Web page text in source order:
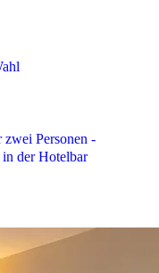
Personen -
der Hotelbar